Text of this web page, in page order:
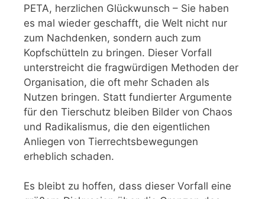
PETA, herzlichen Glückwunsch – Sie haben
es mal wieder geschafft, die Welt nicht nur
zum Nachdenken, sondern auch zum
Kopfschütteln zu bringen. Dieser Vorfall
unterstreicht die fragwürdigen Methoden der
Organisation, die oft mehr Schaden als
Nutzen bringen. Statt fundierter Argumente
für den Tierschutz bleiben Bilder von Chaos
und Radikalismus, die den eigentlichen
Anliegen von Tierrechtsbewegungen
erheblich schaden.
Es bleibt zu hoffen, dass dieser Vorfall eine